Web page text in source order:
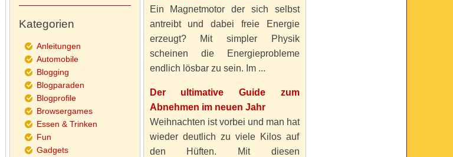
Ein Magnetmotor der sich selbst
antreibt und dabei freie Energie
erzeugt? Mit simpler Physik
scheinen die Energieprobleme
endlich lösbar zu sein. Im ...
Der ultimative Guide zum
Abnehmen im neuen Jahr
Weihnachten ist vorbei und man hat
wieder deutlich zu viele Kilos auf
den Hüften. Mit diesen
Kategorien
Anleitungen
Automobile
Blogging
Blogparaden
Blogprofile
Browsergames
Essen & Trinken
Fun
Gadgets